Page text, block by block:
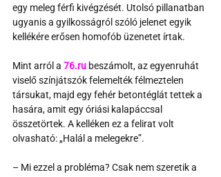
egy meleg férfi kivégzését. Utolsó pillanatban
ugyanis a gyilkosságról szóló jelenet egyik
kellékére erősen homofób üzenetet írtak.
Mint arról a 76.ru beszámolt, az egyenruhát
viselő színjátszók felemelték félmeztelen
társukat, majd egy fehér betontéglát tettek a
hasára, amit egy óriási kalapáccsal
összetörtek. A kelléken ez a felirat volt
olvasható: „Halál a melegekre”.
– Mi ezzel a probléma? Csak nem szeretik a